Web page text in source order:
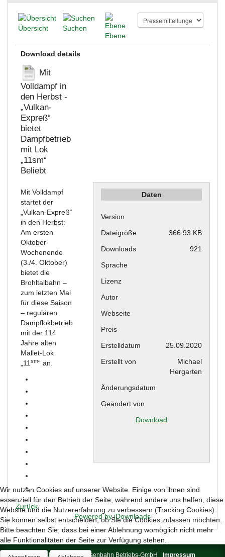
Übersicht
Suchen
Ebene
Download details
Mit
Volldampf in
den Herbst -
„Vulkan-
Expreß“
bietet
Dampfbetrieb
mit Lok
„11sm“
Beliebt
Mit Volldampf
startet der
„Vulkan-Expreß“
in den Herbst:
Am ersten
Oktober-
Wochenende
(3./4. Oktober)
bietet die
Brohltalbahn –
zum letzten Mal
für diese Saison
– regulären
Dampflokbetrieb
mit der 114
Jahre alten
Mallet-Lok
„11 sm“ an.
Daten
Version
Dateigröße
366.93 KB
Downloads
921
Sprache
Lizenz
Autor
Webseite
Preis
Erstelldatum
25.09.2020
Erstellt von
Michael
Hergarten
Änderungsdatum
Geändert von
Download
Zurück
Powered by jDownloads
© 2026 Brohltal-Schmalspureisenbahn Betriebs-GmbH Impressum
Wir nutzen Cookies auf unserer Website. Einige von ihnen sind
essenziell für den Betrieb der Seite, während andere uns helfen, diese
Website und die Nutzererfahrung zu verbessern (Tracking Cookies).
Sie können selbst entscheiden, ob Sie die Cookies zulassen möchten.
Bitte beachten Sie, dass bei einer Ablehnung womöglich nicht mehr
alle Funktionalitäten der Seite zur Verfügung stehen.